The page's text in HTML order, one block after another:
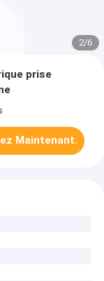
3/6
prise
Maintenant.